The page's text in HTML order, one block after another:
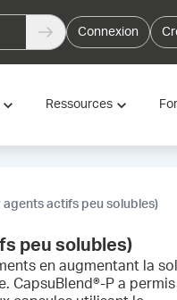
Connexion
Ressources
actifs peu solubles)
peu solubles)
en augmentant la
CapsuBlend®-P a permis